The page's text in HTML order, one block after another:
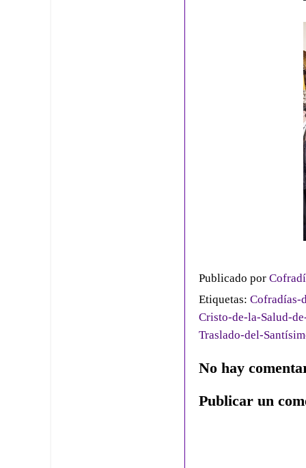
Publicado por
Etiquetas: Cofradías-
Cristo-de-la-Salud-
Traslado-del-
No hay
Publicar un